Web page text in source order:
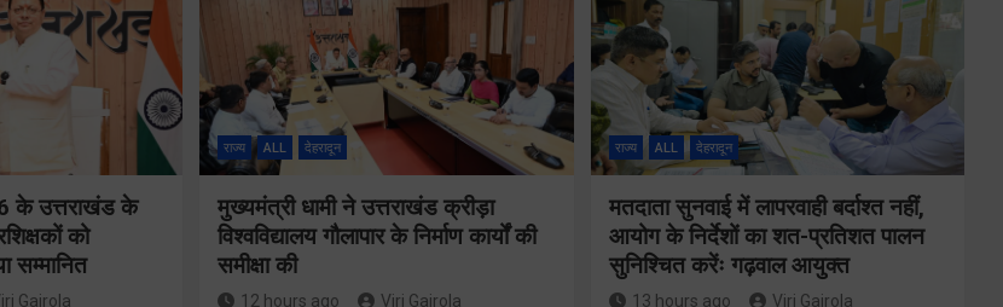
के उत्तराखंड के
को
सम्मानित
Gairola
राज्य ALL देहरादून
मुख्यमंत्री धामी ने उत्तराखंड क्रीड़ा
विश्वविद्यालय गौलापार के निर्माण कार्यों की
समीक्षा की
12 hours ago Viri Gairola
राज्य ALL देहरादून
मतदाता सुनवाई में लापरवाही बर्दाश्त नहीं,
आयोग के निर्देशों का शत-प्रतिशत पालन
सुनिश्चित करेंः गढ़वाल आयुक्त
13 hours ago Viri Gairola